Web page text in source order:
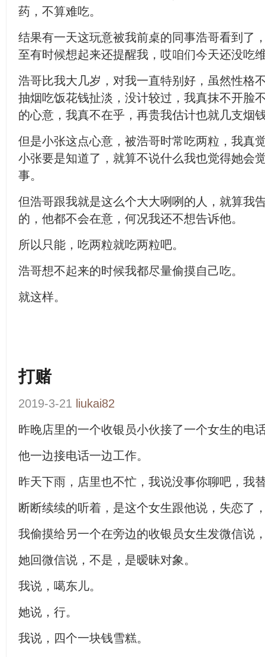
药，不算难吃。
结果有一天这玩意被我前桌的同事浩哥看到了
至有时候想起来还提醒我，哎咱们今天还没吃
浩哥比我大几岁，对我一直特别好，虽然性格
抽烟吃饭花钱扯淡，没计较过，我真抹不开脸
的心意，我真不在乎，再贵我估计也就几支烟
但是小张这点心意，被浩哥时常吃两粒，我真
小张要是知道了，就算不说什么我也觉得她会
事。
但浩哥跟我就是这么个大大咧咧的人，就算我
的，他都不会在意，何况我还不想告诉他。
所以只能，吃两粒就吃两粒吧。
浩哥想不起来的时候我都尽量偷摸自己吃。
就这样。
打赌
2019-3-21 liukai82
昨晚店里的一个收银员小伙接了一个女生的电
他一边接电话一边工作。
昨天下雨，店里也不忙，我说没事你聊吧，我
断断续续的听着，是这个女生跟他说，失恋了
我偷摸给另一个在旁边的收银员女生发微信说
她回微信说，不是，是暧昧对象。
我说，噶东儿。
她说，行。
我说，四个一块钱雪糕。